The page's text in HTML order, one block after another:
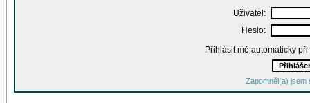
Uživatel:
Heslo:
Přihlásit mě automaticky
Zapomněl(a) jsem